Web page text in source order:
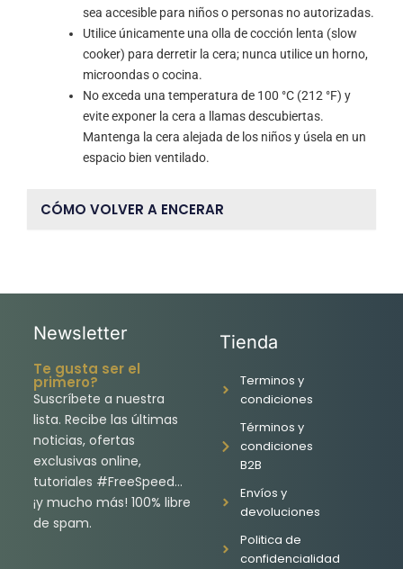
CÓMO VOLVER A ENCERAR
sea accesible para niños o personas no autorizadas.
Utilice únicamente una olla de cocción lenta (slow
cooker) para derretir la cera; nunca utilice un horno,
microondas o cocina.
No exceda una temperatura de 100 °C (212 °F) y
evite exponer la cera a llamas descubiertas.
Mantenga la cera alejada de los niños y úsela en un
espacio bien ventilado.
Newsletter
Te gusta ser el
primero?
Suscríbete a nuestra
lista. Recibe las últimas
noticias, ofertas
exclusivas online,
tutoriales #FreeSpeed…
¡y mucho más! 100% libre
de spam.
Tienda
Terminos y
condiciones
Términos y
condiciones
B2B
Envíos y
devoluciones
Politica de
confidencialidad